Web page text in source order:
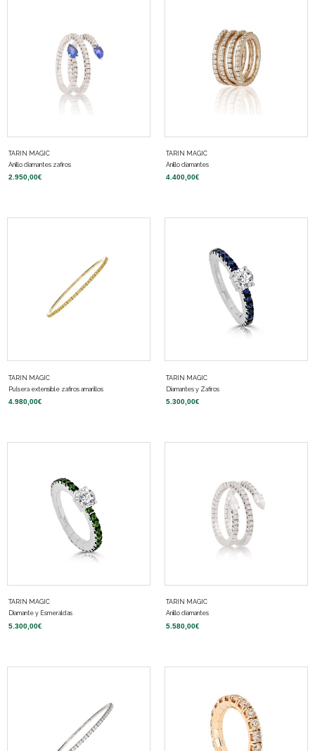
TARIN MAGIC
Anillo diamantes zafiros
2.950,00€
TARIN MAGIC
Anillo diamantes
4.400,00€
TARIN MAGIC
Pulsera extensible zafiros amarillos
4.980,00€
TARIN MAGIC
Diamantes y Zafiros
5.300,00€
TARIN MAGIC
Diamante y Esmeraldas
5.300,00€
TARIN MAGIC
Anillo diamantes
5.580,00€